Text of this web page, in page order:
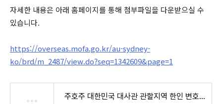
자세한 내용은 아래 홈페이지를 통해 첨부파일을 다운받으실 수
있습니다.
https://overseas.mofa.go.kr/au-sydney-
ko/brd/m_2487/view.do?seq=1342609&page=1
주호주 대한민국 대사관 관할지역 한인 변호사 명단 상세보기|안전한 호주 생활주시드니 대한민